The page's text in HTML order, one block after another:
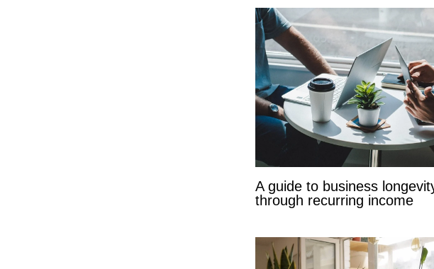
A guide to business
through recurring income